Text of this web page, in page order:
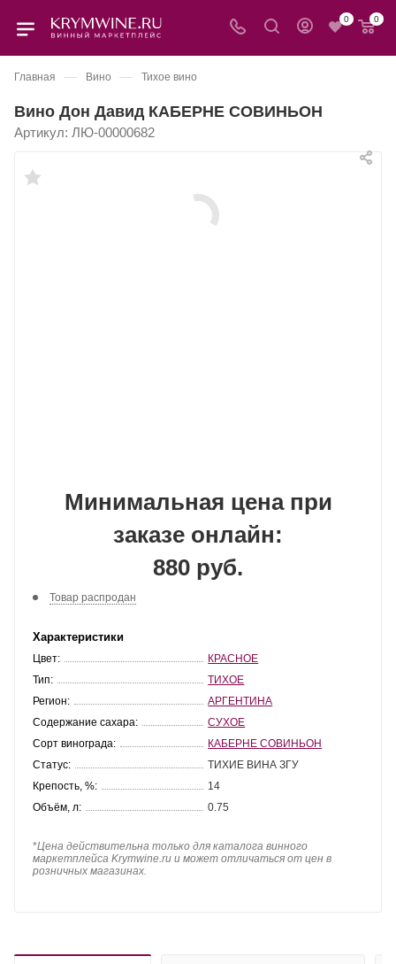
0 0
Главная — Вино — Тихое вино
Вино Дон Давид КАБЕРНЕ СОВИНЬОН
Артикул: ЛЮ-00000682
Минимальная цена при
заказе онлайн:
880 руб.
Товар распродан
Характеристики
Цвет:
КРАСНОЕ
Тип:
ТИХОЕ
Регион:
АРГЕНТИНА
Содержание сахара:
СУХОЕ
Сорт винограда:
КАБЕРНЕ СОВИНЬОН
Статус:
ТИХИЕ ВИНА ЗГУ
Крепость, %:
14
Объём, л:
0.75
*Цена действительна только для каталога винного
маркетплейса Krymwine.ru и может отличаться от цен в
розничных магазинах.